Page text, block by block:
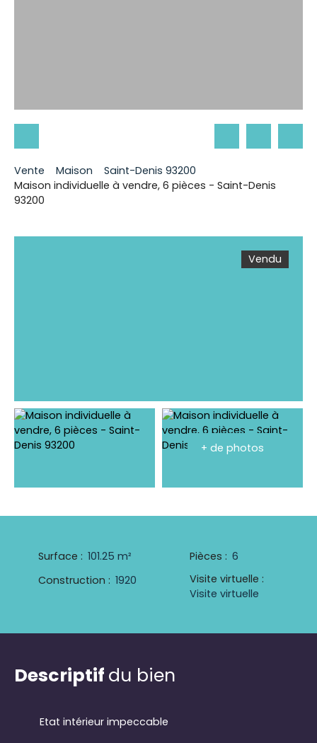
Vente Maison
Saint-Denis 93200
Maison individuelle à vendre, 6 pièces - Saint-Denis
93200
Vendu
+ de photos
Surface : 101.25 m² Pièces : 6
Construction : 1920 Visite virtuelle :
Visite virtuelle
Descriptif du bien
Etat intérieur impeccable